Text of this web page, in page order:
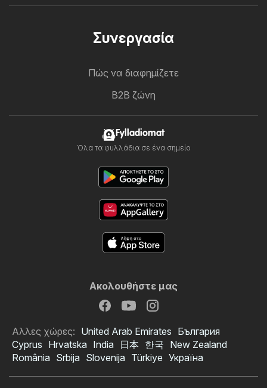
Συνεργασία
Πώς να διαφημίζετε
B2B ζώνη
Fylladiomat
Όλα τα φυλλάδια σε ένα σημείο
Ακολουθήστε μας
Αλλες χώρες: United Arab Emirates България
Cyprus Hrvatska India 日本 한국 New Zealand
România Srbija Slovenija Türkiye Україна